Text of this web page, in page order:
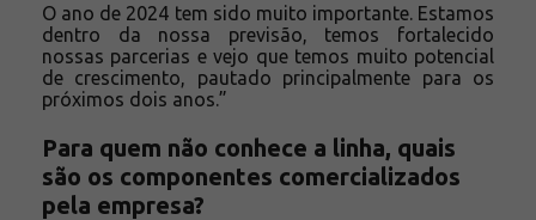
O ano de 2024 tem sido muito importante. Estamos
dentro da nossa previsão, temos fortalecido
nossas parcerias e vejo que temos muito potencial
de crescimento, pautado principalmente para os
próximos dois anos.”
Para quem não conhece a linha, quais
são os componentes comercializados
pela empresa?